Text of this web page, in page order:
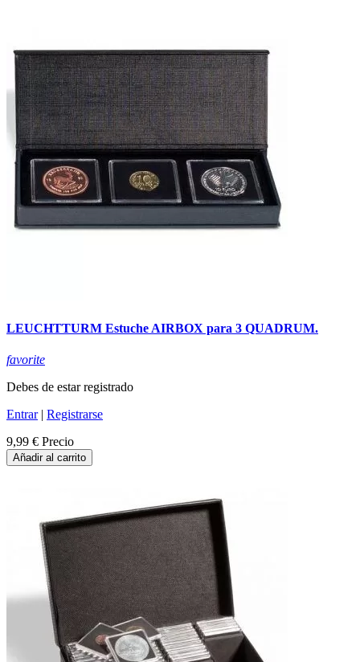
LEUCHTTURM Estuche AIRBOX para 3 QUADRUM.
favorite
Debes de estar registrado
Entrar| Registrarse
9,99 € Precio
Añadir al carrito